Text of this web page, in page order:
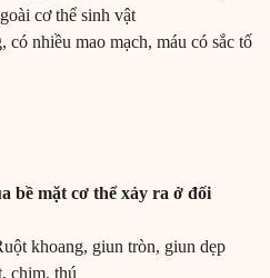
cơ thể sinh vật
nhiều mao mạch, máu có sắc tố
bề mặt cơ thể xảy ra ở đối
khoang, giun tròn, giun dẹp
chim, thú